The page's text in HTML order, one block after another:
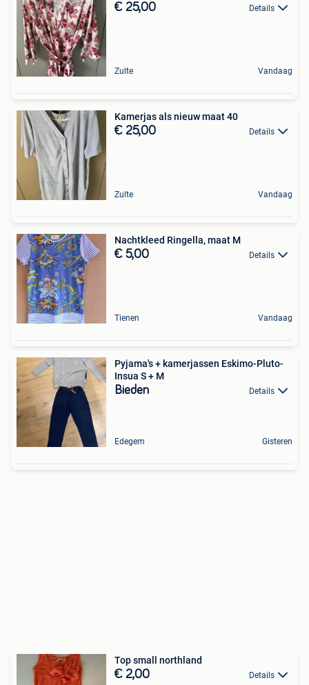
€ 25,00 Details
Zulte Vandaag
Kamerjas als nieuw maat 40
€ 25,00 Details
Zulte Vandaag
Nachtkleed Ringella, maat M
€ 5,00 Details
Tienen Vandaag
Pyjama's + kamerjassen Eskimo-Pluto-
Insua S + M
Bieden Details
Edegem Gisteren
Top small northland
€ 2,00 Details